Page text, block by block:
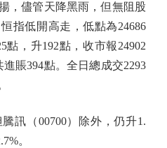
儘管天降黑雨，但無阻股
指低開高走，低點為24686
點，升192點，收市報24902
賬394點。全日總成交2293
（00700）除外，仍升1.
。